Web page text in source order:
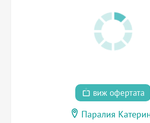
виж офертата
Паралия